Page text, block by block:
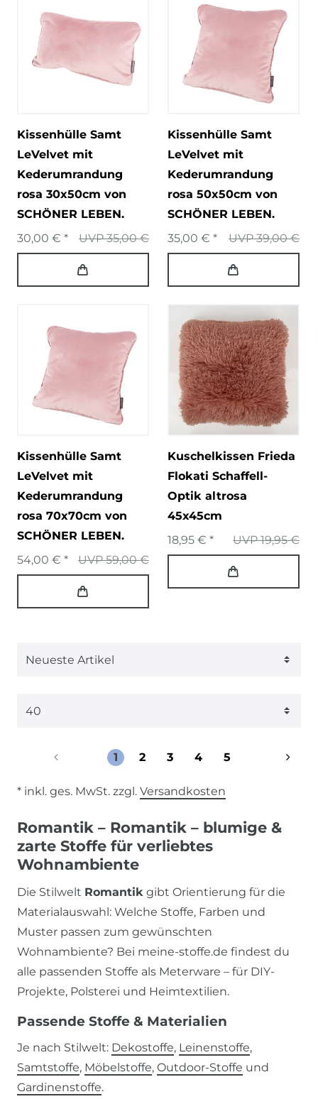
Kissenhülle Samt
LeVelvet mit
Kederumrandung
rosa 30x50cm von
SCHÖNER LEBEN.
UVP 35,00 €
30,00 € *
Kissenhülle Samt
LeVelvet mit
Kederumrandung
rosa 50x50cm von
SCHÖNER LEBEN.
UVP 39,00 €
35,00 € *
Kissenhülle Samt
LeVelvet mit
Kederumrandung
rosa 70x70cm von
SCHÖNER LEBEN.
UVP 59,00 €
54,00 € *
Kuschelkissen Frieda
Flokati Schaffell-
Optik altrosa
45x45cm
UVP 19,95 €
18,95 € *
1 2 3 4 5
* inkl. ges. MwSt. zzgl. Versandkosten
Romantik – Romantik – blumige &
zarte Stoffe für verliebtes
Wohnambiente
Die Stilwelt Romantik gibt Orientierung für die
Materialauswahl: Welche Stoffe, Farben und
Muster passen zum gewünschten
Wohnambiente? Bei meine-stoffe.de findest du
alle passenden Stoffe als Meterware – für DIY-
Projekte, Polsterei und Heimtextilien.
Passende Stoffe & Materialien
Je nach Stilwelt: Dekostoffe, Leinenstoffe,
Samtstoffe, Möbelstoffe, Outdoor-Stoffe und
Gardinenstoffe.